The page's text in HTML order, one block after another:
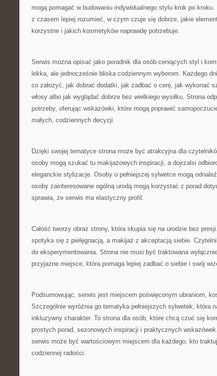
mogą pomagać w budowaniu indywidualnego stylu krok po
z czasem lepiej rozumieć, w czym czuje się dobrze, jakie
korzystne i jakich kosmetyków naprawdę potrzebuje.
Serwis można opisać jako poradnik dla osób ceniących styl i
lekka, ale jednocześnie bliska codziennym wyborom. Każdego
co założyć, jak dobrać dodatki, jak zadbać o cerę, jak wykonać
włosy albo jak wyglądać dobrze bez wielkiego wysiłku. Strona
potrzeby, oferując wskazówki, które mogą poprawić
małych, codziennych decyzji.
Dzięki swojej tematyce strona może być atrakcyjna dla
osoby mogą szukać tu makijażowych inspiracji, a dojrzalsi
eleganckie stylizacje. Osoby o pełniejszej sylwetce mogą
osoby zainteresowane ogólną urodą mogą korzystać z porad
sprawia, że serwis ma elastyczny profil.
Całość tworzy obraz strony, która skupia się na urodzie bez
spotyka się z pielęgnacją, a makijaż z akceptacją siebie.
do eksperymentowania. Strona nie musi być traktowana
przyjazne miejsce, która pomaga lepiej zadbać o siebie i swój
Podsumowując, serwis jest miejscem poświęconym ubraniom,
Szczególnie wyróżnia go tematyka pełniejszych sylwetek, która
inkluzywny charakter. To strona dla osób, które chcą czuć się
prostych porad, sezonowych inspiracji i praktycznych
serwis może być wartościowym miejscem dla każdego, kto
codziennej radości.